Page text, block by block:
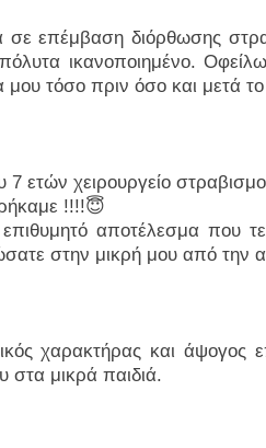
επέμβαση διόρθωσης
ικανοποιημένο.
τόσο πριν όσο και μετά το
ετών χειρουργείο
!!!!😇
αποτέλεσμα που
στην μικρή μου από την
χαρακτήρας και άψογος
του στα